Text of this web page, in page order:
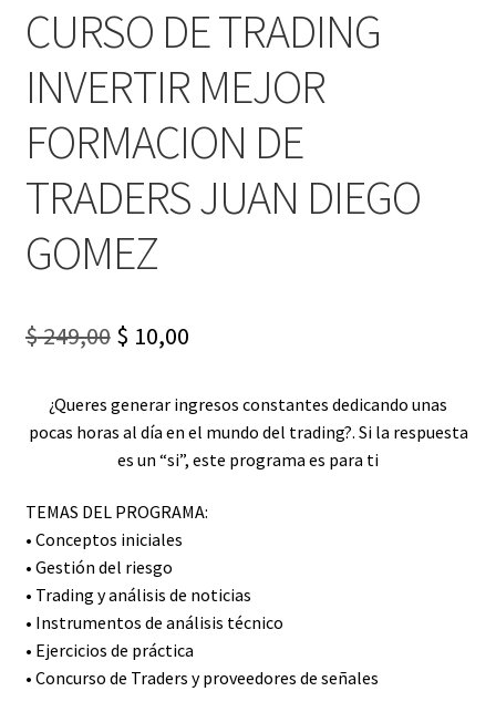
CURSO DE TRADING
INVERTIR MEJOR
FORMACION DE
TRADERS JUAN DIEGO
GOMEZ
$249,00 Original
was:
$ 249,00.
$ 10,00Current
is:
$ 10,00.
¿Queres generar ingresos constantes dedicando unas
pocas horas al día en el mundo del trading?. Si la respuesta
es un “si”, este programa es para ti
TEMAS DEL PROGRAMA:
• Conceptos iniciales
• Gestión del riesgo
• Trading y análisis de noticias
• Instrumentos de análisis técnico
• Ejercicios de práctica
• Concurso de Traders y proveedores de señales